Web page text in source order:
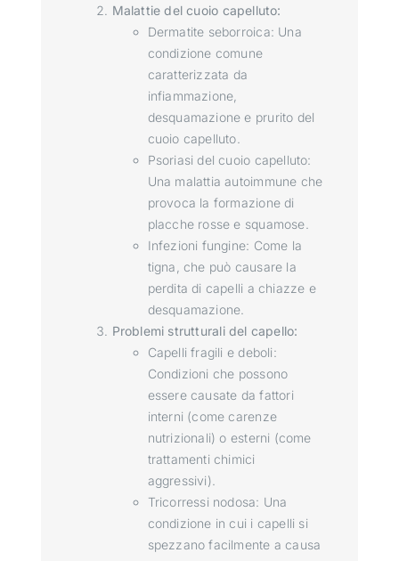
Malattie del cuoio capelluto:
Dermatite seborroica: Una
condizione comune
caratterizzata da
infiammazione,
desquamazione e prurito del
cuoio capelluto.
Psoriasi del cuoio capelluto:
Una malattia autoimmune che
provoca la formazione di
placche rosse e squamose.
Infezioni fungine: Come la
tigna, che può causare la
perdita di capelli a chiazze e
desquamazione.
Problemi strutturali del capello:
Capelli fragili e deboli:
Condizioni che possono
essere causate da fattori
interni (come carenze
nutrizionali) o esterni (come
trattamenti chimici
aggressivi).
Tricorressi nodosa: Una
condizione in cui i capelli si
spezzano facilmente a causa